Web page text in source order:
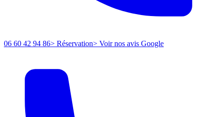
06 60 42 94 86> Réservation> Voir nos avis Google